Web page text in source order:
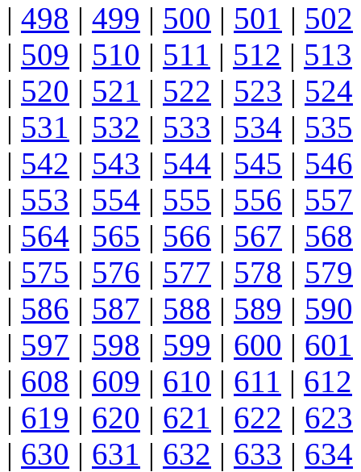
| 498 | 499 | 500 | 501 | 502
| 509 | 510 | 511 | 512 | 513
| 520 | 521 | 522 | 523 | 524
| 531 | 532 | 533 | 534 | 535
| 542 | 543 | 544 | 545 | 546
| 553 | 554 | 555 | 556 | 557
| 564 | 565 | 566 | 567 | 568
| 575 | 576 | 577 | 578 | 579
| 586 | 587 | 588 | 589 | 590
| 597 | 598 | 599 | 600 | 601
| 608 | 609 | 610 | 611 | 612
| 619 | 620 | 621 | 622 | 623
| 630 | 631 | 632 | 633 | 634